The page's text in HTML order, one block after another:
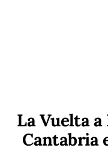
La Vuelta a
Cantabria